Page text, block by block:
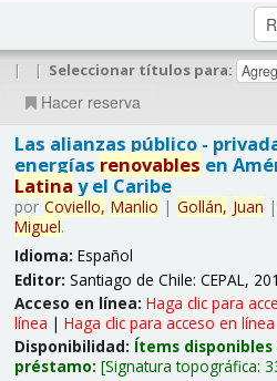
| | Seleccionar títulos para:
Hacer reserva
Las alianzas público -
energías renovables en
Latina y el Caribe
por Coviello, Manlio | Gollán, Juan |
Miguel.
Idioma: Español
Editor: Santiago de Chile: CEPAL,
Acceso en línea: Haga clic para
línea | Haga clic para acceso en línea
Disponibilidad: Ítems disponibles
préstamo: Signatura topográfica: